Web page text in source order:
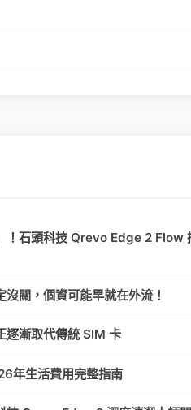
！石頭科技 Qrevo Edge 2 Flow
關，個資可能早就在外流！
逐漸取代傳統 SIM 卡
年生活費用完整指南